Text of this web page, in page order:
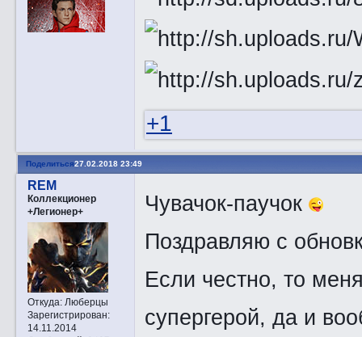
+1
Поделиться27.02.2018 23:49
REM
Коллекционер
+Легионер+
Откуда:Люберцы
Зарегистрирован:
14.11.2014
Чувачок-паучок
Поздравляю с
Если честно, то
супергерой, да и